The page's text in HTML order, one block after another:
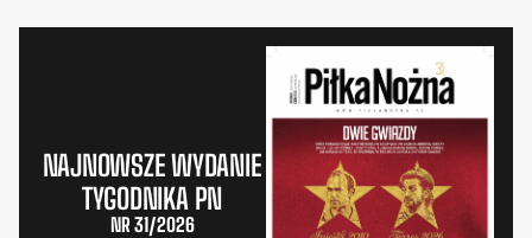
NAJNOWSZE WYDANIE
TYGODNIKA PN
NR 31/2026